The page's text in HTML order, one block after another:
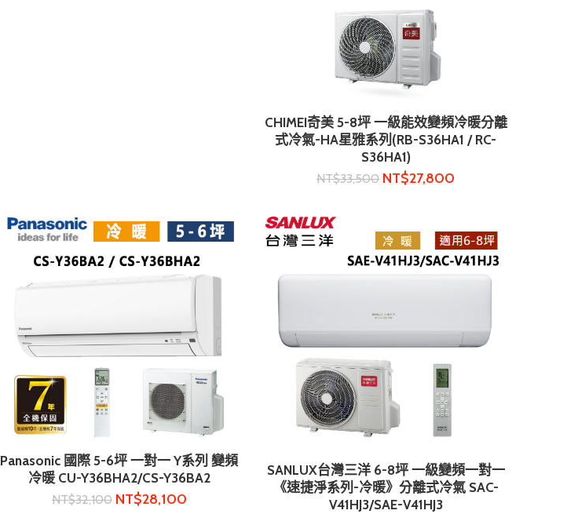
加入購物車
CHIMEI奇美 5-8坪 一級能效變頻冷暖分離
式冷氣-HA星雅系列(RB-S36HA1 / RC-
S36HA1)
NT$33,500 NT$27,800
加入購物車
Panasonic 國際 5-6坪 一對一 Y系列 變頻
冷暖 CU-Y36BHA2/CS-Y36BA2
NT$32,100 NT$28,100
加入購物車
SANLUX台灣三洋 6-8坪 一級變頻一對一
《速捷淨系列-冷暖》分離式冷氣 SAC-
V41HJ3/SAE-V41HJ3